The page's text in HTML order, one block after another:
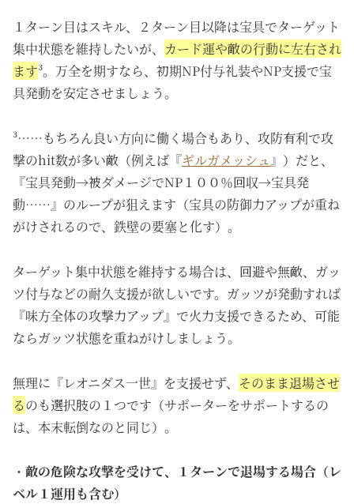
１ターン目はスキル、２ターン目以降は宝具でターゲット
集中状態を維持したいが、 カード運や敵の行動に左右され
ます³。万全を期すなら、初期NP付与礼装やNP支援で宝
具発動を安定させましょう。
³……もちろん良い方向に働く場合もあり、攻防有利で攻
撃のhit数が多い敵（例えば『ギルガメッシュ』）だと、
『宝具発動→被ダメージでNP１００％回収→宝具発
動……』のループが狙えます（宝具の防御力アップが重ね
がけされるので、鉄壁の要塞と化す）。
ターゲット集中状態を維持する場合は、回避や無敵、ガッ
ツ付与などの耐久支援が欲しいです。ガッツが発動すれば
『味方全体の攻撃力アップ』で火力支援できるため、可能
ならガッツ状態を重ねがけしましょう。
無理に『レオニダス一世』を支援せず、 そのまま退場させ
るのも選択肢の１つです（サポーターをサポートするの
は、本末転倒なのと同じ）。
・ 敵の危険な攻撃を受けて、１ターンで退場する場合（レ
ベル１運用も含む）